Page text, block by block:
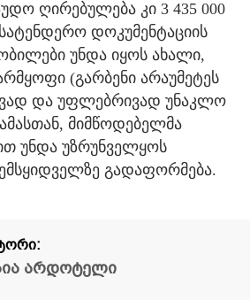
ღირებულება კი 3 435 000
დოკუმენტაციის
უნდა იყოს ახალი,
(გარბენი არაუმეტეს
და უფლებრივად უნაკლო
მიმწოდებელმა
უნდა უზრუნველყოს
გადაფორმება.
არდოტელი